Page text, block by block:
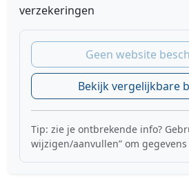
verzekeringen
Geen website
Bekijk vergelijkbare
Tip: zie je ontbrekende info?
wijzigen/aanvullen” om